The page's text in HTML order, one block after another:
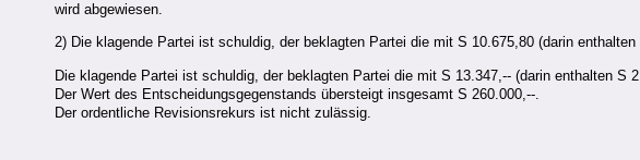
wird abgewiesen.
2) Die klagende Partei ist schuldig, der beklagten Partei die mit S 10.675,80 (darin
Die klagende Partei ist schuldig, der beklagten Partei die mit S 13.347,-- (darin enthalten S
Der Wert des Entscheidungsgegenstands übersteigt insgesamt S 260.000,--.
Der ordentliche Revisionsrekurs ist nicht zulässig.